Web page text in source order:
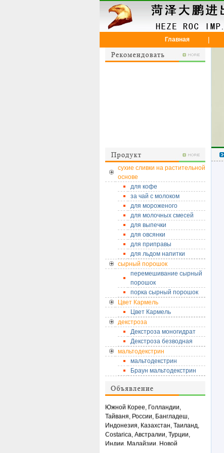
Главная |
сухие сливки на растительной
основе
для кофе
за чай с молоком
для мороженого
для молочных смесей
для выпечки
для овсянки
для приправы
для льдом напитки
сырный порошок
перемешивание сырный
порошок
порка сырный порошок
Цвет Кармель
Цвет Кармель
декстроза
Декстроза моногидрат
Декстроза безводная
мальтодекстрин
мальтодекстрин
Браун мальтодекстрин
в настоящее время,
продукция экспортируется в
Южной Корее , Голландии,
Тайваня, России , Бангладеш,
Индонезия, Казахстан , Таиланд,
Costarica , Австралии, Турции
Индии, Малайзии , Новой